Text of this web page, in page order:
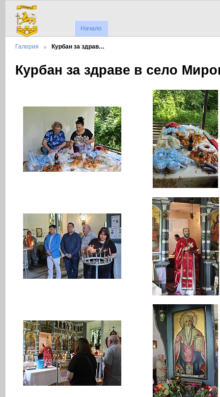
Начало
Галерия Курбан за здрав…
Курбан за здраве в село